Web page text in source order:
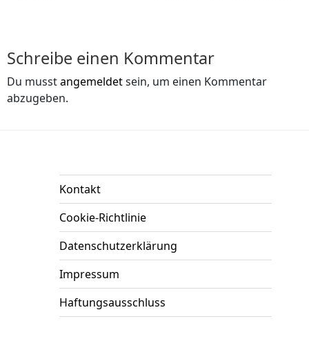
Schreibe einen Kommentar
Du musstangemeldetsein, um einen Kommentar
abzugeben.
Kontakt
Cookie-Richtlinie
Datenschutzerklärung
Impressum
Haftungsausschluss